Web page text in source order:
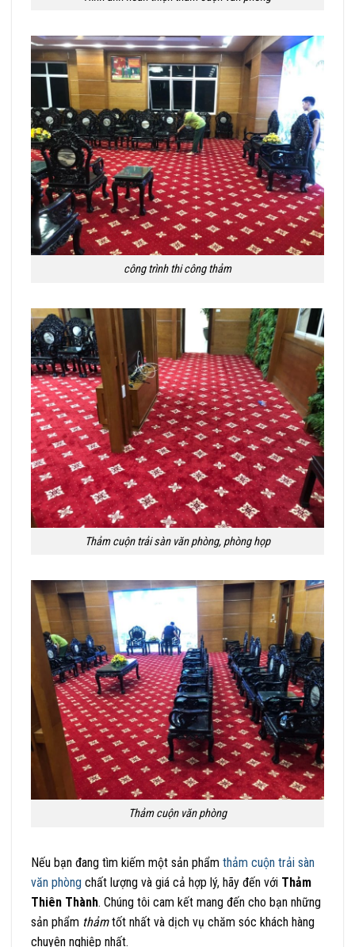
công trình thi công thảm
Thảm cuộn trải sàn văn phòng, phòng họp
Thảm cuộn văn phòng
Nếu bạn đang tìm kiếm một sản phẩm thảm cuộn trải sàn
văn phòng chất lượng và giá cả hợp lý, hãy đến với Thảm
Thiên Thành. Chúng tôi cam kết mang đến cho bạn những
sản phẩm thảmtốt nhất và dịch vụ chăm sóc khách hàng
chuyên nghiệp nhất.